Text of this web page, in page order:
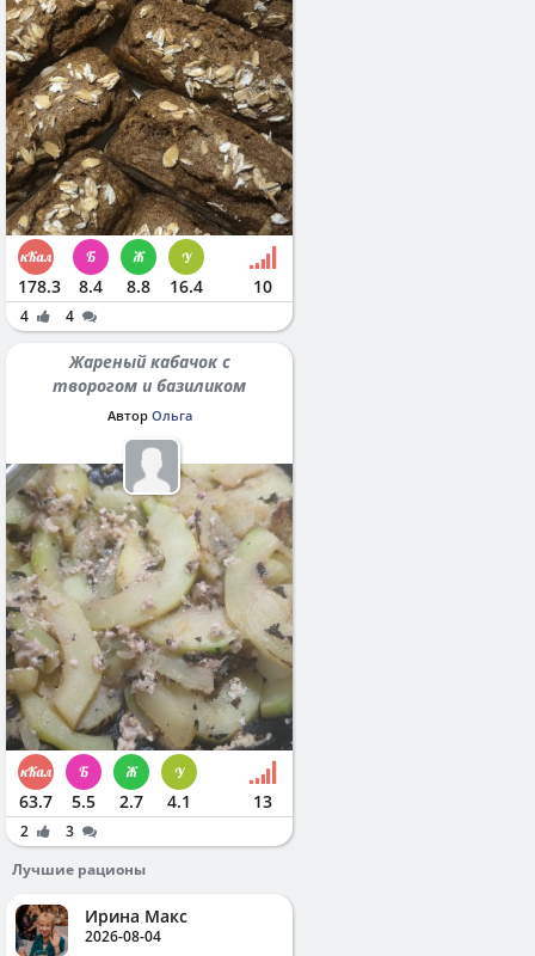
178.3 8.4 8.8 16.4 10
4 4
Жареный кабачок с
творогом и базиликом
Автор Ольга
63.7 5.5 2.7 4.1 13
2
3
Лучшие рационы
Ирина Макс
2026-08-04